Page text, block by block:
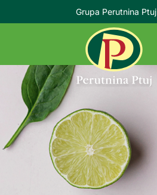
Grupa Perutnina Ptuj